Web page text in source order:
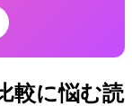
較に悩む読